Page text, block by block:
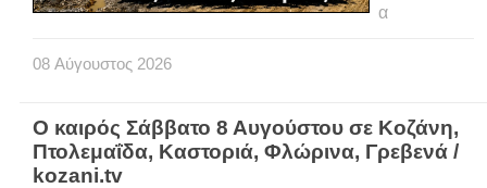
α
08 Αύγουστος 2026
Ο καιρός Σάββατο 8 Αυγούστου σε Κοζάνη,
Πτολεμαΐδα, Καστοριά, Φλώρινα, Γρεβενά /
kozani.tv